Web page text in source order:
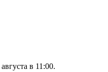
августа в 11:00.